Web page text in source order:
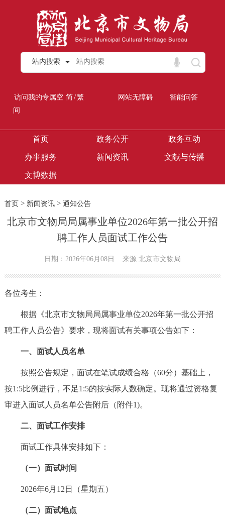
站内搜索
访问我的专属空
间
简/繁 网站无障碍 智能问答
首页 政务公开 政务互动
办事服务 新闻资讯 文献与传播
文博数据
首页> 新闻资讯> 通知公告
北京市文物局局属事业单位2026年第一批公开招
聘工作人员面试工作公告
日期：2026年06月08日 来源:北京市文物局
各位考生：
根据《北京市文物局局属事业单位2026年第一批公开招
聘工作人员公告》要求，现将面试有关事项公告如下：
一、面试人员名单
按照公告规定，面试在笔试成绩合格（60分）基础上，
按1:5比例进行，不足1:5的按实际人数确定。现将通过资格复
审进入面试人员名单公告附后（附件1)。
二、面试工作安排
面试工作具体安排如下：
（一）面试时间
2026年6月12日（星期五）
（二）面试地点